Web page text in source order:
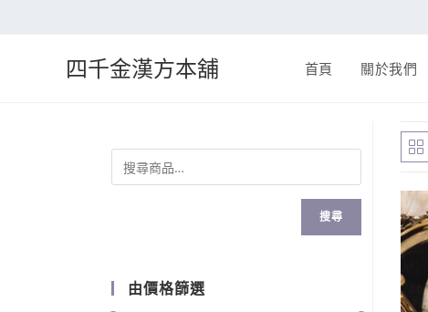
四千金漢方本舖 首頁 關於我們
搜尋
由價格篩選